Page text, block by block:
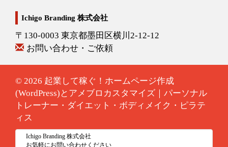
Ichigo Branding 株式会社
〒130-0003 東京都墨田区横川2-12-12
お問い合わせ・ご依頼
© 2026 起業して稼ぐ！ホームページ作成
(WordPress)とアメブロカスタマイズ｜パーソナル
トレーナー・ダイエット・ボディメイク・ピラテ
ィス
Ichigo Branding 株式会社
お気軽にお問い合わせください